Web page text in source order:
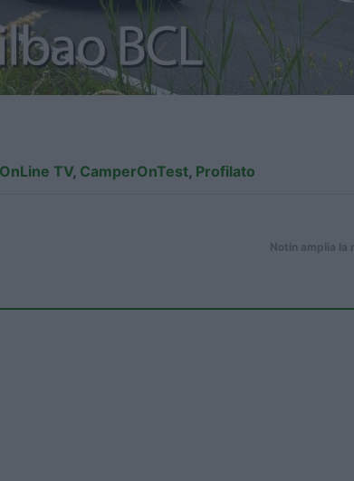
TV, CamperOnTest, Profilato
Notin amplia la